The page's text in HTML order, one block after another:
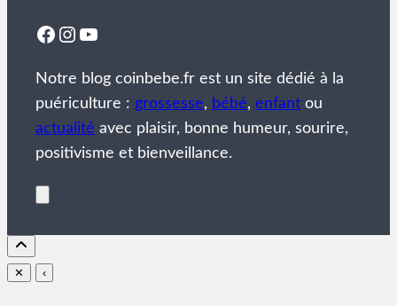
Facebook
Instagram
YouTube
Notre blog coinbebe.fr est un site dédié à la
puériculture : grossesse, bébé, enfant ou
actualité avec plaisir, bonne humeur, sourire,
positivisme et bienveillance.
✕ ‹